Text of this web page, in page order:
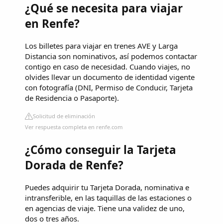
¿Qué se necesita para viajar
en Renfe?
Los billetes para viajar en trenes AVE y Larga
Distancia son nominativos, así podemos contactar
contigo en caso de necesidad. Cuando viajes, no
olvides llevar un documento de identidad vigente
con fotografía (DNI, Permiso de Conducir, Tarjeta
de Residencia o Pasaporte).
Solicitud de eliminación
Ver respuesta completa en renfe.com
¿Cómo conseguir la Tarjeta
Dorada de Renfe?
Puedes adquirir tu Tarjeta Dorada, nominativa e
intransferible, en las taquillas de las estaciones o
en agencias de viaje. Tiene una validez de uno,
dos o tres años.